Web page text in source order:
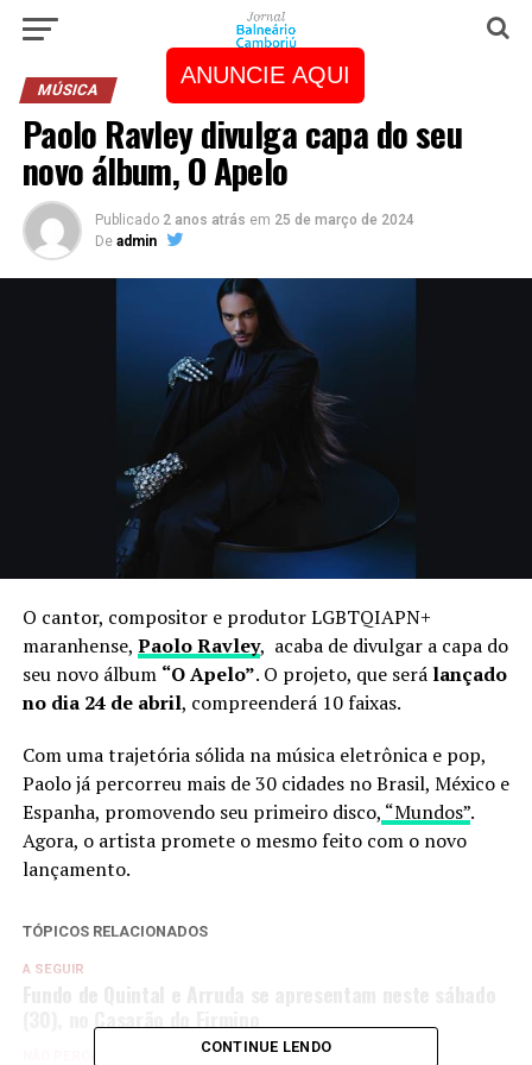
ANUNCIE AQUI
MÚSICA
Paolo Ravley divulga capa do seu
novo álbum, O Apelo
Publicado 2 anos atrás em 25 de março de 2024
De admin
O cantor, compositor e produtor LGBTQIAPN+
maranhense, Paolo Ravley, acaba de divulgar a capa do
seu novo álbum “O Apelo”. O projeto, que serálançado
no dia 24 de abril, compreenderá 10 faixas.
Com uma trajetória sólida na música eletrônica e pop,
Paolo já percorreu mais de 30 cidades no Brasil, México e
Espanha, promovendo seu primeiro disco, “Mundos”.
Agora, o artista promete o mesmo feito com o novo
lançamento.
TÓPICOS RELACIONADOS
A SEGUIR
Fundo de Quintal e Arruda se apresentam neste sábado
CONTINUE LENDO